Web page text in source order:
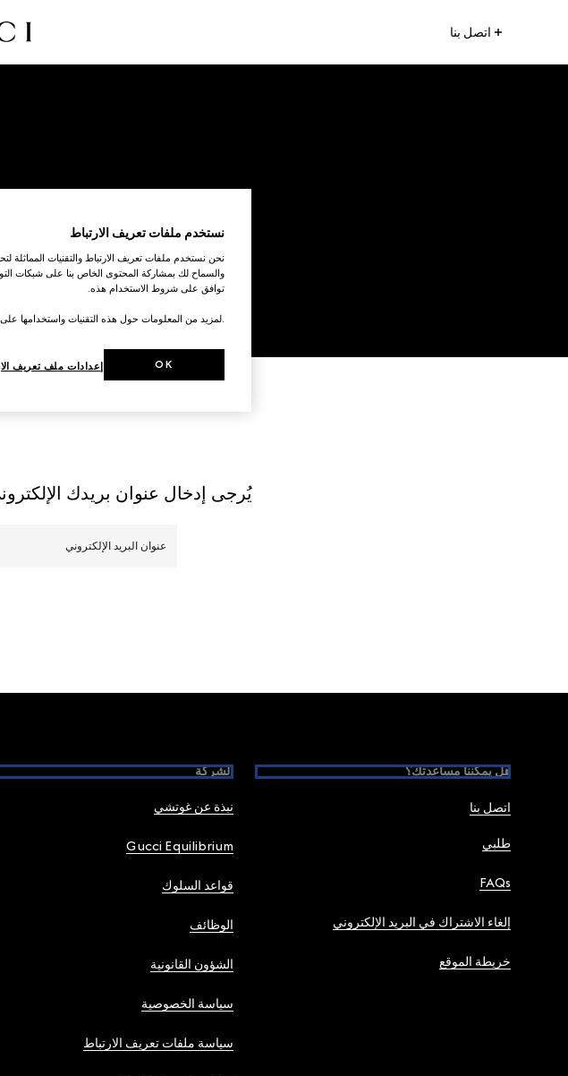
اتصل بنا
يُرجى إدخال عنوان بريدك
Footer
هل يمكننا مساعدتك؟
اتصل بنا
طلبي
FAQs
إلغاء الاشتراك في البريد الإلكتروني
خريطة الموقع
الشركة
نبذة عن غوتشي
Gucci Equilibrium
قواعد السلوك
الوظائف
الشؤون القانونية
سياسة الخصوصية
سياسة ملفات تعريف الارتباط
نستخدم ملفات تعريف الارتباط
نحن نستخدم ملفات تعريف الارتباط والتقنيات المماثلة
والسماح لك بمشاركة المحتوى الخاص بنا على شبكات
توافق على شروط الاستخدام هذه.
.لمزيد من المعلومات حول هذه التقنيات واستخدامها
إعدادات ملف تعريف OK